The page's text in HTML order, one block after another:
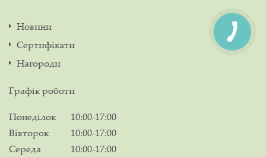
Новини
Сертифікати
Нагороди
Графік роботи
Понеділок
10:00-17:00
Вівторок
10:00-17:00
Середа
10:00-17:00